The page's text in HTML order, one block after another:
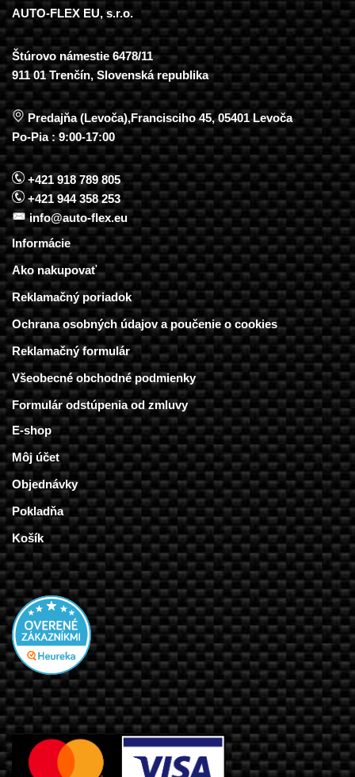
AUTO-FLEX EU, s.r.o.
Štúrovo námestie 6478/11
911 01 Trenčín, Slovenská republika
Predajňa (Levoča),Francisciho 45, 05401 Levoča
Po-Pia : 9:00-17:00
+421 918 789 805
+421 944 358 253
info@auto-flex.eu
Informácie
Ako nakupovať
Reklamačný poriadok
Ochrana osobných údajov a poučenie o cookies
Reklamačný formulár
Všeobecné obchodné podmienky
Formulár odstúpenia od zmluvy
E-shop
Môj účet
Objednávky
Pokladňa
Košík